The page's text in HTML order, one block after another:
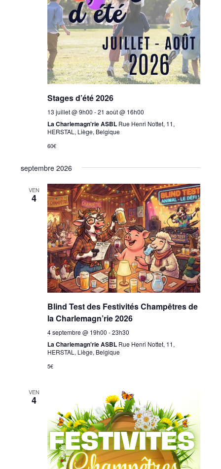
n
p
a
r
c
o
a
t
i
o
n
s
d
e
v
u
e
s
t
Stages d’été 2026
13 juillet @ 9h00 -21 août @ 16h00
La Charlemagn'rie ASBL Rue Henri Nottet, 11,
HERSTAL, Liège, Belgique
60€
septembre 2026
VEN
4
Blind Test des Festivités Champêtres de
la Charlemagn’rie 2026
4 septembre @ 19h00 -23h30
La Charlemagn'rie ASBL Rue Henri Nottet, 11,
HERSTAL, Liège, Belgique
5€
VEN
4